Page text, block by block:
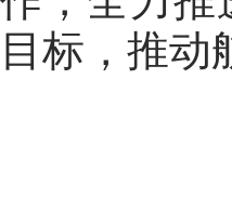
目标， 推动